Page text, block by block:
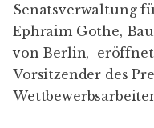
Senatsverwaltung
Ephraim Gothe,
von Berlin,
Vorsitzender des